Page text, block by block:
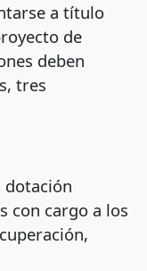
a título
de
deben
tres
dotación
con cargo a los